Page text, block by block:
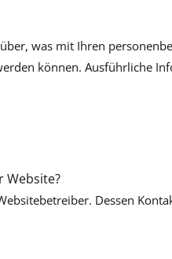
was mit Ihren
können. Ausführliche
Website?
Dessen